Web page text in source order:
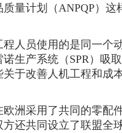
量计划（ANPQP）
员使用的是同一个
生产系统（SPR）吸
于改善人机工程和成
采用了共同的零配
方还共同设立了联盟全